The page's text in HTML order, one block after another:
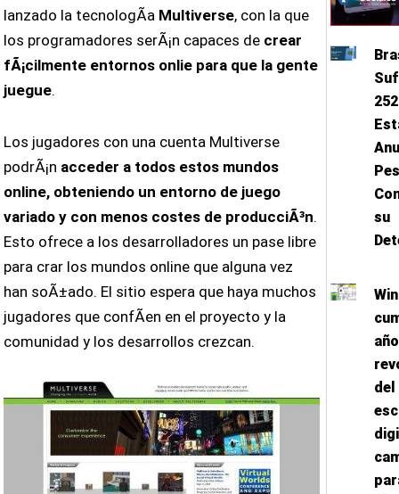
lanzado la tecnologÃ­a Multiverse, con la que
los programadores serÃ¡n capaces decrear
fÃ¡cilmente entornos onlie para que la gente
juegue.
Los jugadores con una cuenta Multiverse
podrÃ¡n acceder a todos estos mundos
online, obteniendo un entorno de juego
variado y con menos costes de producciÃ³n.
Esto ofrece a los desarrolladores un pase libre
para crar los mundos online que alguna vez
han soÃ±ado. El sitio espera que haya muchos
jugadores que confÃ­en en el proyecto y la
comunidad y los desarrollos crezcan.
252
su
del